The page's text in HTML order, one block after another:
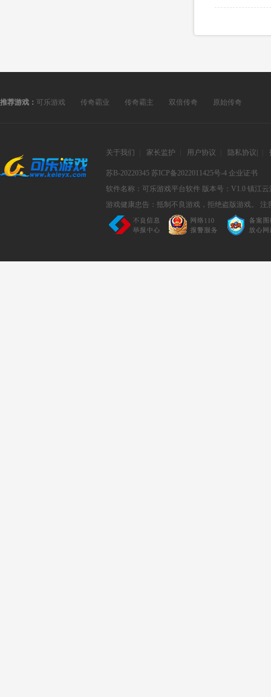
推荐游戏： 可乐游戏 传奇霸业 传奇霸主 双倍传奇 原始传奇
关于我们 家长监护 用户协议 隐私协议
苏B-20220345 苏ICP备2022011425号-4 企业证书
软件名称：可乐游戏平台软件 版本号：V1.0 镇江云
游戏健康忠告：抵制不良游戏，拒绝盗版游戏。